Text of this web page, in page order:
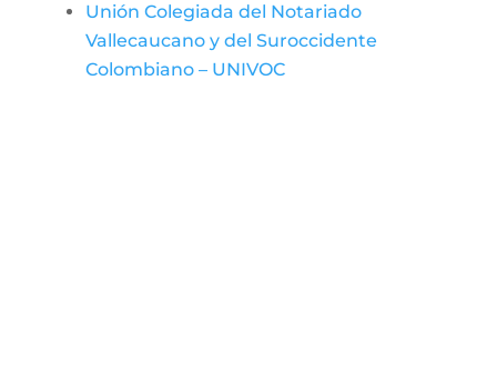
Unión Colegiada del Notariado
Vallecaucano y del Suroccidente
Colombiano – UNIVOC